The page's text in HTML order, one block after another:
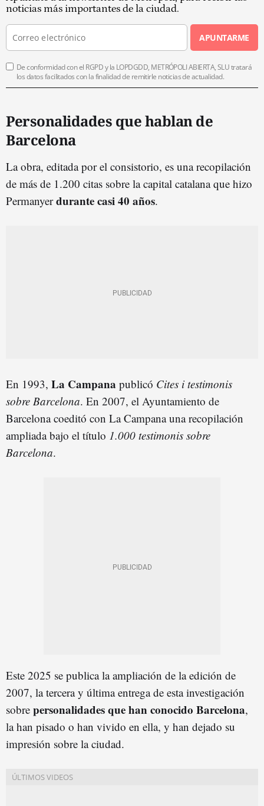
noticias más importantes de la ciudad.
APUNTARME
De conformidad con el RGPD y la LOPDGDD, METRÓPOLI ABIERTA, SLU tratará
los datos facilitados con la finalidad de remitirle noticias de actualidad.
Personalidades que hablan de
Barcelona
La obra, editada por el consistorio, es una recopilación
de más de 1.200 citas sobre la capital catalana que hizo
Permanyerdurante casi 40 años.
En 1993, La Campana publicó Cites i testimonis
sobre Barcelona. En 2007, el Ayuntamiento de
Barcelona coeditó con La Campana una recopilación
ampliada bajo el título 1.000 testimonis sobre
Barcelona.
Este 2025 se publica la ampliación de la edición de
2007, la tercera y última entrega de esta investigación
sobre personalidades que han conocido Barcelona,
la han pisado o han vivido en ella, y han dejado su
impresión sobre la ciudad.